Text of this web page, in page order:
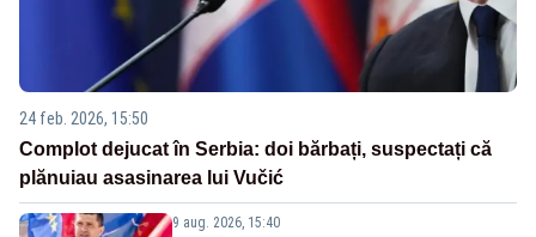
24 feb. 2026, 15:50
Complot dejucat în Serbia: doi bărbați, suspectați că
plănuiau asasinarea lui Vučić
9 aug. 2026, 15:40